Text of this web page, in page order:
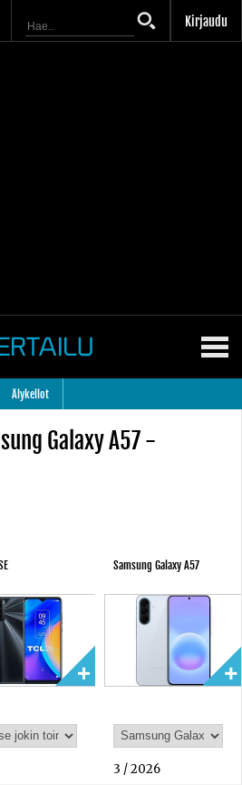
Kirjaudu
Älykellot
Galaxy A57 -
Samsung Galaxy A57
3 / 2026